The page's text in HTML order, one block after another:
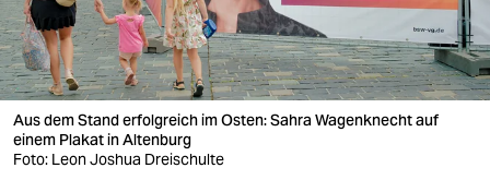
gesellschaft
kultur
sport
Aus dem Stand erfolgreich im Osten: Sahra Wagenknecht auf
einem Plakat in Altenburg
Foto: Leon Joshua Dreischulte